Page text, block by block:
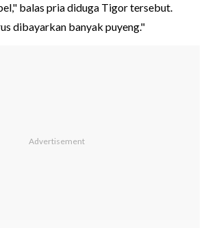
balas pria diduga Tigor tersebut.
dibayarkan banyak puyeng."